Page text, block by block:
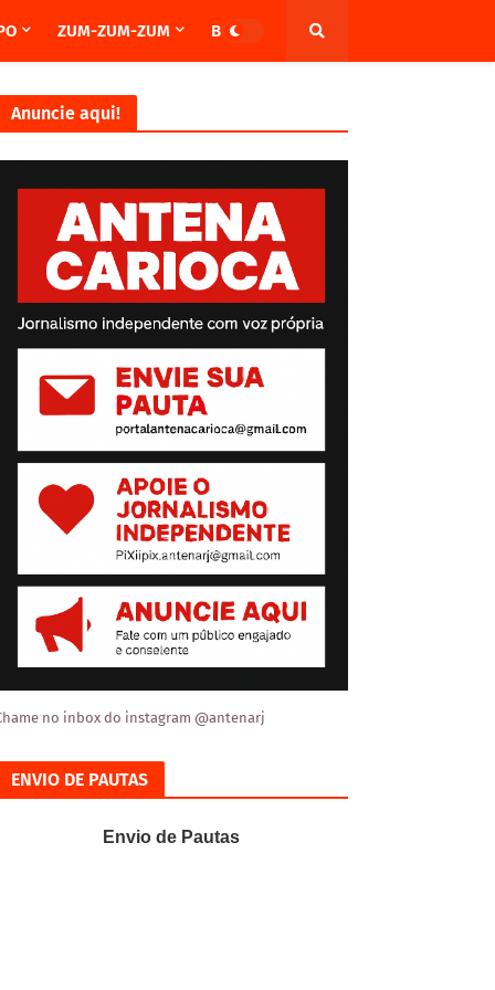
ZUM-ZUM-ZUM BRASIL
Anuncie aqui!
no inbox do instagram @antenarj
ENVIO DE PAUTAS
Envio de Pautas